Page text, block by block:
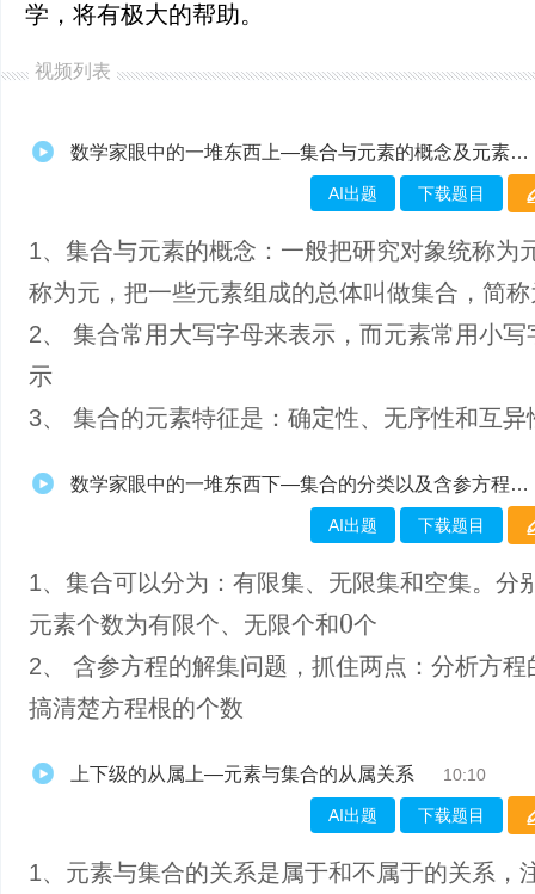
学，将有极大的帮助。
视频列表
数学家眼中的一堆东西上—集合与元素的概念及元素的三大特性
AI出题 下载题目
1、​集合与元素的概念：一般把研究对象统称为
称为元，把一些元素组成的总体叫做集合，简
2、 集合常用大写字母来表示，而元素常用小写
示
3、 集合的元素特征是：确定性、无序性和互异
数学家眼中的一堆东西下—集合的分类以及含参方程的解集问题
AI出题 下载题目
1、集合可以分为：有限集、无限集和空集。分
元素个数为有限个、无限个和0 个
2、 含参方程的解集问题，抓住两点：分析方程
搞清楚方程根的个数
上下级的从属上—元素与集合的从属关系 10:10
AI出题 下载题目
1、元素与集合的关系是属于和不属于的关系，